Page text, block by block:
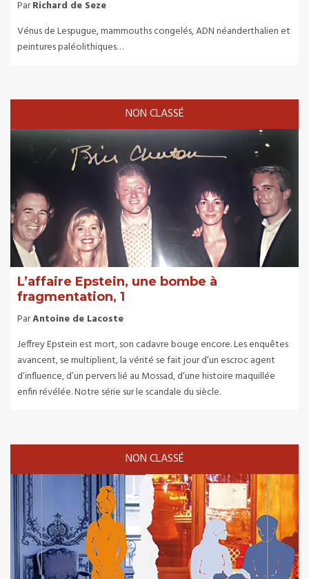
ParRichard de Seze
Vénus de Lespugue, mammouths congelés, ADN néanderthalien et
peintures paléolithiques…
NON CLASSÉ
L’affaire Epstein, une bombe à
fragmentation, 1
ParAntoine de Lacoste
Jeffrey Epstein est mort, son cadavre bouge encore. Les enquêtes
avancent, se multiplient, la vérité se fait jour d’un escroc agent
d’influence, d’un pervers lié au Mossad, d’une histoire maquillée
enfin révélée. Notre série sur le scandale du siècle.
NON CLASSÉ